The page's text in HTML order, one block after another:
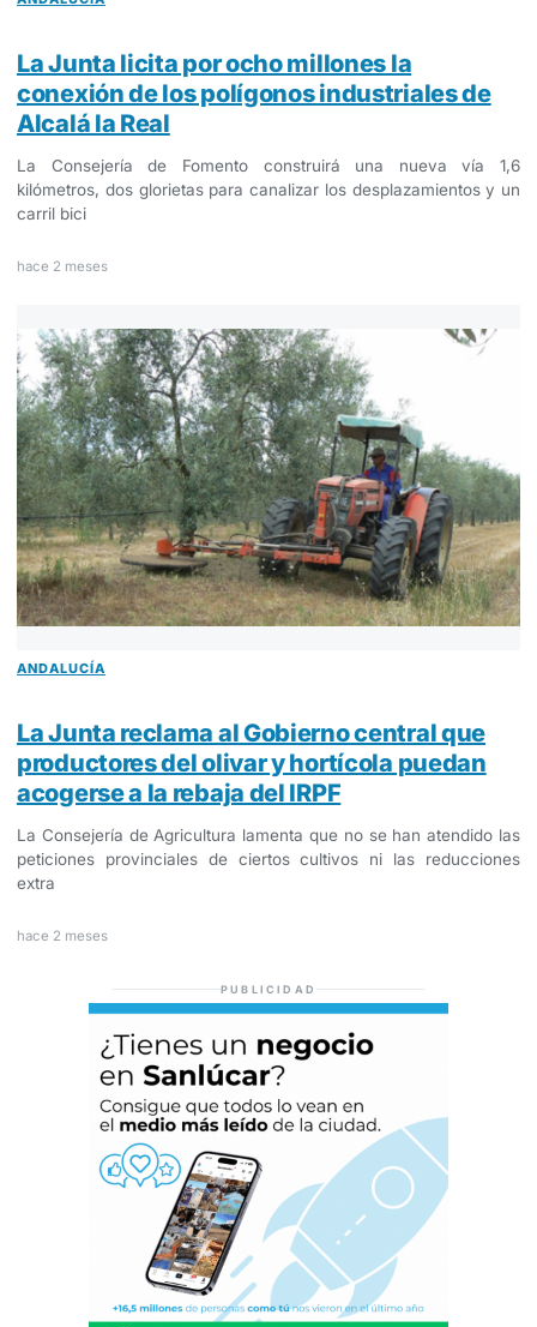
La Junta licita por ocho millones la
conexión de los polígonos industriales de
Alcalá la Real
La Consejería de Fomento construirá una nueva vía 1,6
kilómetros, dos glorietas para canalizar los desplazamientos y un
carril bici
hace 2 meses
ANDALUCÍA
La Junta reclama al Gobierno central que
productores del olivar y hortícola puedan
acogerse a la rebaja del IRPF
La Consejería de Agricultura lamenta que no se han atendido las
peticiones provinciales de ciertos cultivos ni las reducciones
extra
hace 2 meses
PUBLICIDAD